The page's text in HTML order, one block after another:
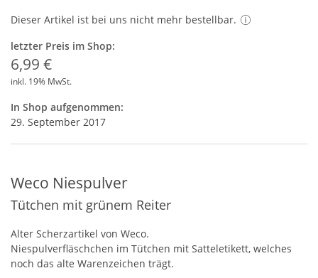
Dieser Artikel ist bei uns nicht mehr bestellbar.
letzter Preis im Shop:
6,99 €
inkl. 19% MwSt.
In Shop aufgenommen:
29. September 2017
Weco Niespulver
Tütchen mit grünem Reiter
Alter Scherzartikel von Weco.
Niespulverfläschchen im Tütchen mit Satteletikett, welches
noch das alte Warenzeichen trägt.